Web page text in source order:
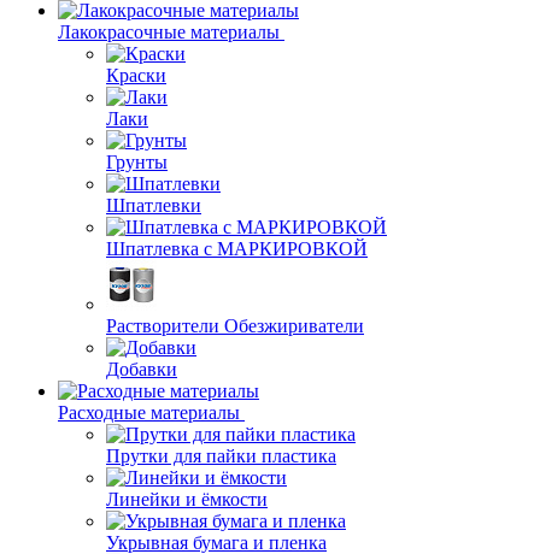
Лакокрасочные материалы
Краски
Лаки
Грунты
Шпатлевки
Шпатлевка с МАРКИРОВКОЙ
Растворители Обезжириватели
Добавки
Расходные материалы
Прутки для пайки пластика
Линейки и ёмкости
Укрывная бумага и пленка